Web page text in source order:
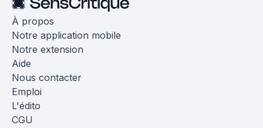
À propos
Notre application mobile
Notre extension
Aide
Nous contacter
Emploi
L'édito
CGU